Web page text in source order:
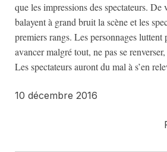
que les impressions des spectateurs. De
balayent à grand bruit la scène et les
premiers rangs. Les personnages luttent
avancer malgré tout, ne pas se
Les spectateurs auront du mal à s’en
10 décembre 2016